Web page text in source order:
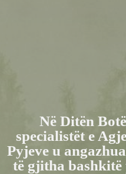
Në Ditën
specialistët e
Pyjeve u
të gjitha bashkitë